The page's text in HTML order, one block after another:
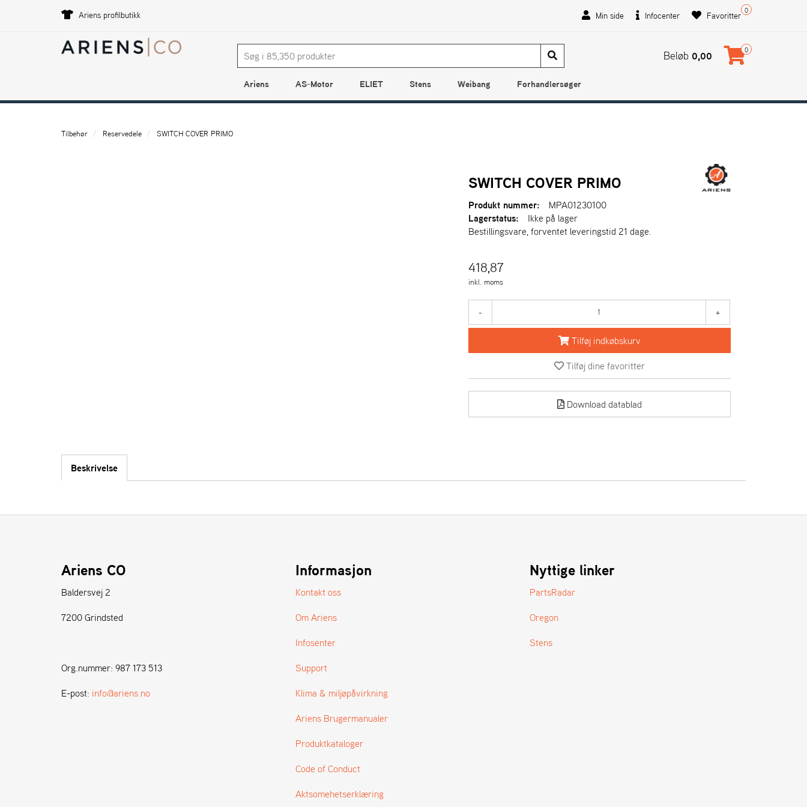
Ariens profilbutikk Min side Infocenter 0
Favoritter
Beløb 0,00 0
Ariens AS-Motor ELIET Stens Weibang Forhandlersøger
Tilbehør Reservedele SWITCH COVER PRIMO
SWITCH COVER PRIMO
Produkt nummer:
MPA01230100
Lagerstatus:
Ikke på lager
Bestillingsvare, forventet leveringstid 21 dage.
418,87
inkl. moms
- +
Tilføj indkøbskurv
Tilføj dine favoritter
Download datablad
Beskrivelse
Ariens CO
Baldersvej 2
7200 Grindsted
Org.nummer: 987 173 513
E-post: info@ariens.no
Informasjon
Kontakt oss
Om Ariens
Infosenter
Support
Klima & miljøpåvirkning
Ariens Brugermanualer
Produktkataloger
Code of Conduct
Aktsomehetserklæring
Nyttige linker
PartsRadar
Oregon
Stens